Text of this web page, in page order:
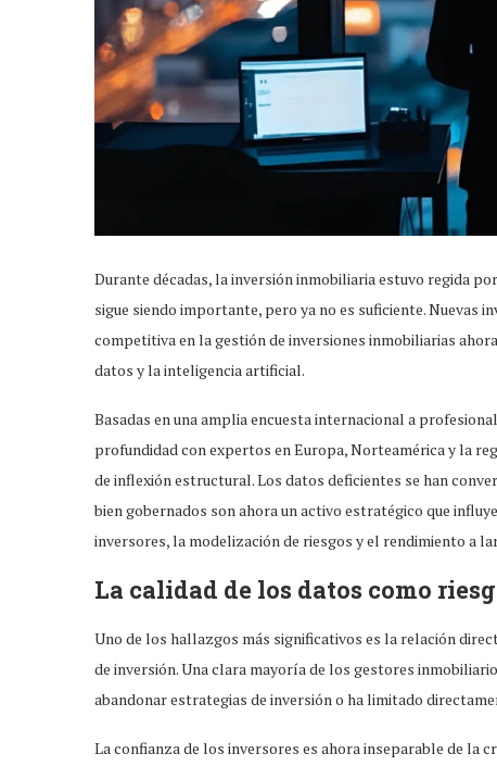
Durante décadas, la inversión inmobiliaria estuvo regida
sigue siendo importante, pero ya no es suficiente. Nuevas
competitiva en la gestión de inversiones inmobiliarias
datos y la inteligencia artificial.
Basadas en una amplia encuesta internacional a
profundidad con expertos en Europa, Norteamérica y la
de inflexión estructural. Los datos deficientes se han
bien gobernados son ahora un activo estratégico que
inversores, la modelización de riesgos y el rendimiento a
La calidad de los datos como
Uno de los hallazgos más significativos es la relación
de inversión. Una clara mayoría de los gestores
abandonar estrategias de inversión o ha limitado
La confianza de los inversores es ahora inseparable de